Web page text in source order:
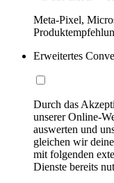
Meta-Pixel,
Erweitertes
Durch das
unserer Online-
auswerten und
gleichen wir
mit folgenden
Dienste bereits